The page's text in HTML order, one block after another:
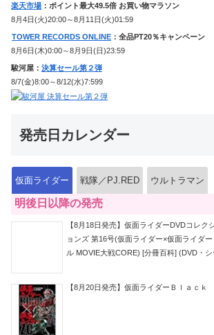
楽天市場 ：ポイント最大49.5倍 お買い物マラソン
8月4日(火)20:00～8月11日(火)01:59
TOWER RECORDS ONLINE ：全品PT20％キャンペーン
8月6日(木)0:00～8月9日(日)23:59
駿河屋： 決算セール第２弾
8/7(金)8:00～8/12(水)7:599
発売日カレンダー
仮面ライダー 戦隊／PJ.RED ウルトラマン
明後日以降の発売
【8月18日発売】仮面ライダーDVDコレク
ョンズ 第16号(仮面ライダー×仮面ライダ
ル MOVIE大戦CORE) [分冊百科] (DVD・シ
【8月20日発売】仮面ライダーＢｌａｃ